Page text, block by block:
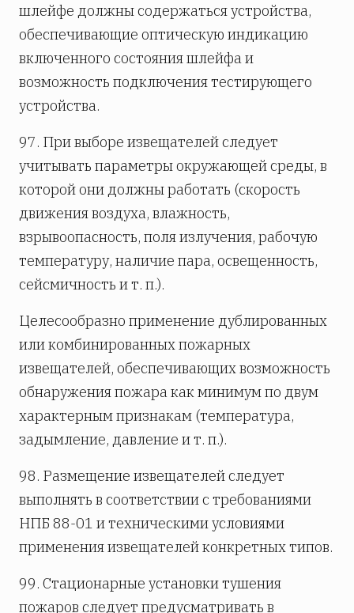
шлейфе должны содержаться устройства,
обеспечивающие оптическую индикацию
включенного состояния шлейфа и
возможность подключения тестирующего
устройства.
97. При выборе извещателей следует
учитывать параметры окружающей среды, в
которой они должны работать (скорость
движения воздуха, влажность,
взрывоопасность, поля излучения, рабочую
температуру, наличие пара, освещенность,
сейсмичность и т. п.).
Целесообразно применение дублированных
или комбинированных пожарных
извещателей, обеспечивающих возможность
обнаружения пожара как минимум по двум
характерным признакам (температура,
задымление, давление и т. п.).
98. Размещение извещателей следует
выполнять в соответствии с требованиями
НПБ 88-01 и техническими условиями
применения извещателей конкретных типов.
99. Стационарные установки тушения
пожаров следует предусматривать в